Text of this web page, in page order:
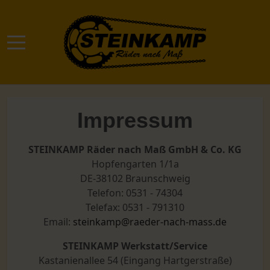
Mobile Menu Toggle
Impressum
STEINKAMP Räder nach Maß GmbH & Co. KG
Hopfengarten 1/1a
DE-38102 Braunschweig
Telefon: 0531 - 74304
Telefax: 0531 - 791310
Email: steinkamp@raeder-nach-mass.de
STEINKAMP Werkstatt/Service
Kastanienallee 54 (Eingang Hartgerstraße)